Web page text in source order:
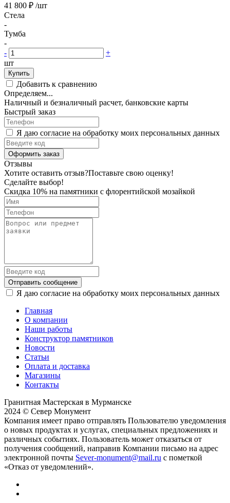
41 800 ₽ /шт
Стела
-
Тумба
-
-
+
шт
Купить
Добавить к сравнению
Определяем...
Наличный и безналичный расчет, банковские карты
Быстрый заказ
Я даю согласие на обработку моих персональных данных
Оформить заказ
Отзывы
Хотите оставить отзыв?Поставьте свою оценку!
Сделайте выбор!
Скидка 10% на памятники с флорентийской мозайкой
Отправить сообщение
Я даю согласие на обработку моих персональных данных
Главная
О компании
Наши работы
Конструктор памятников
Новости
Статьи
Оплата и доставка
Магазины
Контакты
Гранитная Мастерская в Мурманске
2024 © Север Монумент
Компания имеет право отправлять Пользователю уведомления
о новых продуктах и услугах, специальных предложениях и
различных событиях. Пользователь может отказаться от
получения сообщений, направив Компании письмо на адрес
электронной почты Sever-monument@mail.ru с пометкой
«Отказ от уведомлений».